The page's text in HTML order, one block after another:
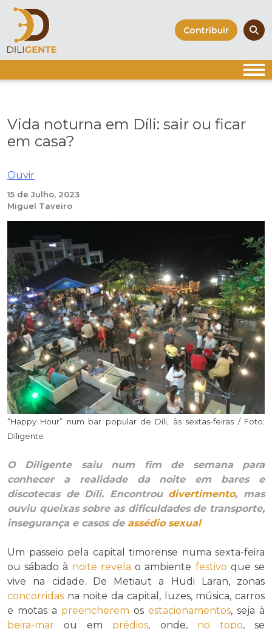
Skip
content
Contribuir
Vida noturna em Díli: sair ou ficar
em casa?
Ouvir
15 de Julho, 2023
Miguel Taveiro
“Happy Hour” num bar popular de Díli, às sextas-feiras / Foto:
Diligente
O Diligente saiu num fim de semana para
conhecer a realidade da noite em bares e
discotecas de Díli. Encontrou divertimento, mas
ouviu queixas sobre as dificuldades de transporte,
insegurança e casos de assédio sexual
Um passeio pela capital timorense numa sexta-feira
ou sábado à noite revela o ambiente festivo que se
vive na cidade. De Metiaut a Hudi Laran, zonas
concorridas na noite da capital, luzes, música, carros
e motas a preencherem os estacionamentos, seja à
beira-mar ou em prédios, onde, no topo, se